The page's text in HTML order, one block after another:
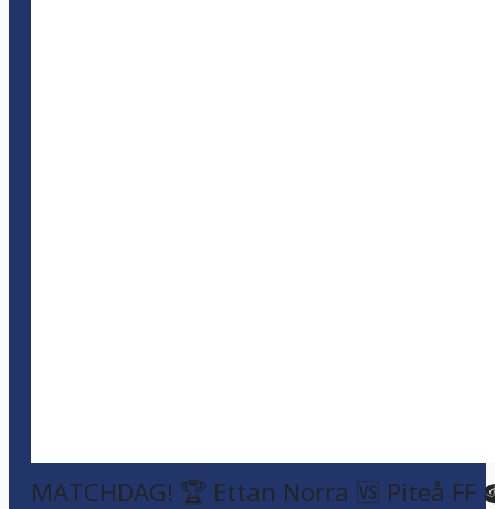
MATCHDAG! 🏆 Ettan Norra 🆚 Piteå FF